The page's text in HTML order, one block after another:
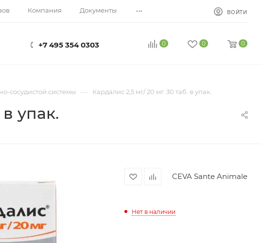
Компания Документы ... ВОЙТИ
+7 495 354 0303 0 0 0
сосудистой системы — Кардалис 2,5 мг/ 20 мг. 30 таб. в упак.
упак.
CEVA Sante Animale
Нет в наличии